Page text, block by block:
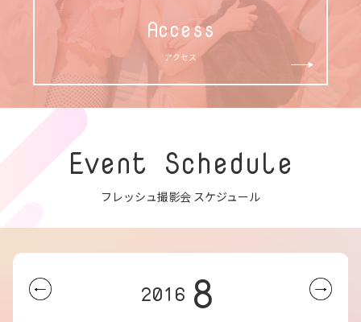
Access
アクセス
Event Schedule
フレッシュ撮影会 スケジュール
2016 8